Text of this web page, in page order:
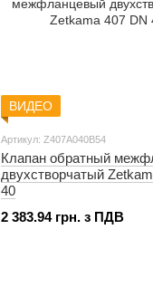
ВИДЕО
Артикул: Z407A040B54
Клапан обратный
двухстворчатый
40
2 383.94 грн. з ПДВ